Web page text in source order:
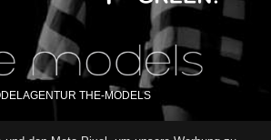
THE-MODELS